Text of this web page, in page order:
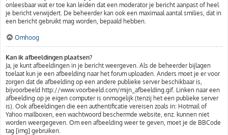
onleesbaar wat er toe kan leiden dat een moderator je bericht aanpast of heel
je bericht verwijdert. De beheerder kan ook een maximaal aantal smilies, dat in
een bericht gebruikt mag worden, bepaald hebben.
Omhoog
Kan ik afbeeldingen plaatsen?
Ja, je kunt afbeeldingen in je bericht weergeven. Als de beheerder bijlagen
toelaat kun je een afbeelding naar het forum uploaden. Anders moet je er voor
zorgen dat de afbeelding op een andere publieke server beschikbaar is,
bijvoorbeeld http://www.voorbeeld.com/mijn_afbeelding.gif. Linken naar een
afbeelding op je eigen computer is onmogelijk (tenzij het een publieke server
is). Ook afbeeldingen die een authentificatie vereisen zoals in: Hotmail of
Yahoo mailboxen, een wachtwoord beschermde website, enz. kunnen niet
worden weergegeven. Om een afbeelding weer te geven, moet je de BBCode
tag [img] gebruiken.